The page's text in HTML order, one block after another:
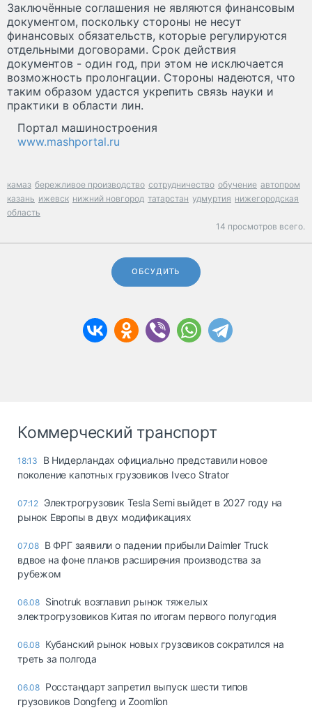
Заключённые соглашения не являются финансовым
документом, поскольку стороны не несут
финансовых обязательств, которые регулируются
отдельными договорами. Срок действия
документов - один год, при этом не исключается
возможность пролонгации. Стороны надеются, что
таким образом удастся укрепить связь науки и
практики в области лин.
Портал машиностроения
www.mashportal.ru
камаз бережливое производство сотрудничество обучение автопром
казань ижевск нижний новгород татарстан удмуртия нижегородская
область
14 просмотров всего.
ОБСУДИТЬ
Коммерческий транспорт
18:13
В Нидерландах официально представили новое
поколение капотных грузовиков Iveco Strator
07:12 Электрогрузовик Tesla Semi выйдет в 2027 году на
рынок Европы в двух модификациях
07.08 В ФРГ заявили о падении прибыли Daimler Truck
вдвое на фоне планов расширения производства за
рубежом
06.08 Sinotruk возглавил рынок тяжелых
электрогрузовиков Китая по итогам первого полугодия
06.08 Кубанский рынок новых грузовиков сократился на
треть за полгода
06.08 Росстандарт запретил выпуск шести типов
грузовиков Dongfeng и Zoomlion